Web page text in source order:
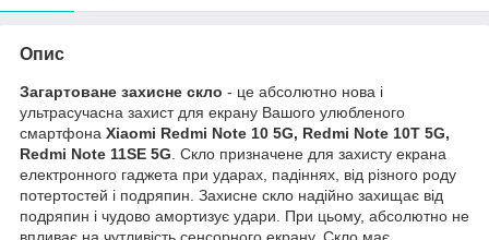
Опис
Загартоване захисне скло - це абсолютно нова і
ультрасучасна захист для екрану Вашого улюбленого
смартфона Xiaomi Redmi Note 10 5G, Redmi Note 10T 5G,
Redmi Note 11SE 5G . Скло призначене для захисту екрана
електронного гаджета при ударах, падіннях, від різного роду
потертостей і подряпин. Захисне скло надійно захищає від
подряпин і чудово амортизує удари. При цьому, абсолютно не
впливає на чутливість сенсорного екрану. Скло має